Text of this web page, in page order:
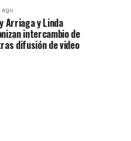
ago
Arriaga y Linda
intercambio de
difusión de video